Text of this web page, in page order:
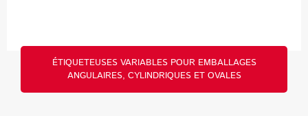
ÉTIQUETEUSES VARIABLES POUR EMBALLAGES
ANGULAIRES, CYLINDRIQUES ET OVALES